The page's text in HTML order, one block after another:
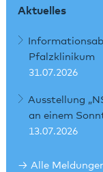
Aktuelles
Pfalzklinikum
31.07.2026
Ausstellung
an einem
13.07.2026
Alle